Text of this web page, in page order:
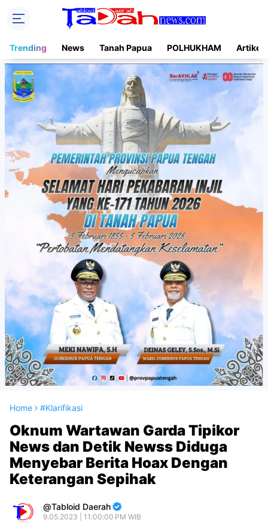
Trending News Tanah Papua POLHUKHAM Artikel
Home #Klarifikasi
Oknum Wartawan Garda Tipikor
News dan Detik Newss Diduga
Menyebar Berita Hoax Dengan
Keterangan Sepihak
Tabloid Daerah
9.05.2023 | 11:00:00 PM WIB